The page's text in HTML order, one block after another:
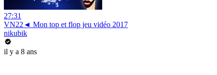
27:31
VN22◄ Mon top et flop jeu vidéo 2017
nikubik
il y a 8 ans